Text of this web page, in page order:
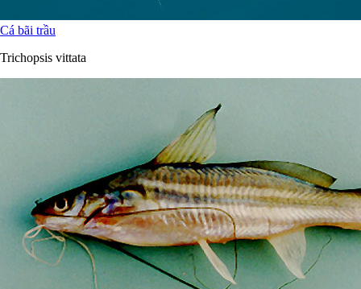
Cá bãi trầu
Trichopsis vittata